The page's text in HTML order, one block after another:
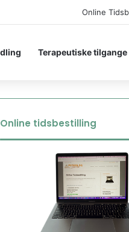
Online
Terapeutiske tilgange
Online tidsbestilling